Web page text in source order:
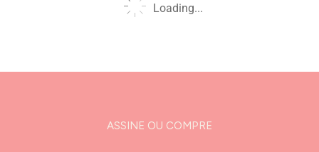
Loading...
ASSINE OU COMPRE